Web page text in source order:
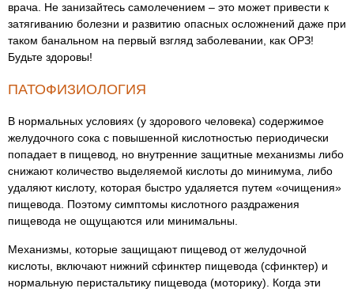
врача. Не занизайтесь самолечением – это может привести к
затягиванию болезни и развитию опасных осложнений даже при
таком банальном на первый взгляд заболевании, как ОРЗ!
Будьте здоровы!
ПАТОФИЗИОЛОГИЯ
В нормальных условиях (у здорового человека) содержимое
желудочного сока с повышенной кислотностью периодически
попадает в пищевод, но внутренние защитные механизмы либо
снижают количество выделяемой кислоты до минимума, либо
удаляют кислоту, которая быстро удаляется путем «очищения»
пищевода. Поэтому симптомы кислотного раздражения
пищевода не ощущаются или минимальны.
Механизмы, которые защищают пищевод от желудочной
кислоты, включают нижний сфинктер пищевода (сфинктер) и
нормальную перистальтику пищевода (моторику). Когда эти